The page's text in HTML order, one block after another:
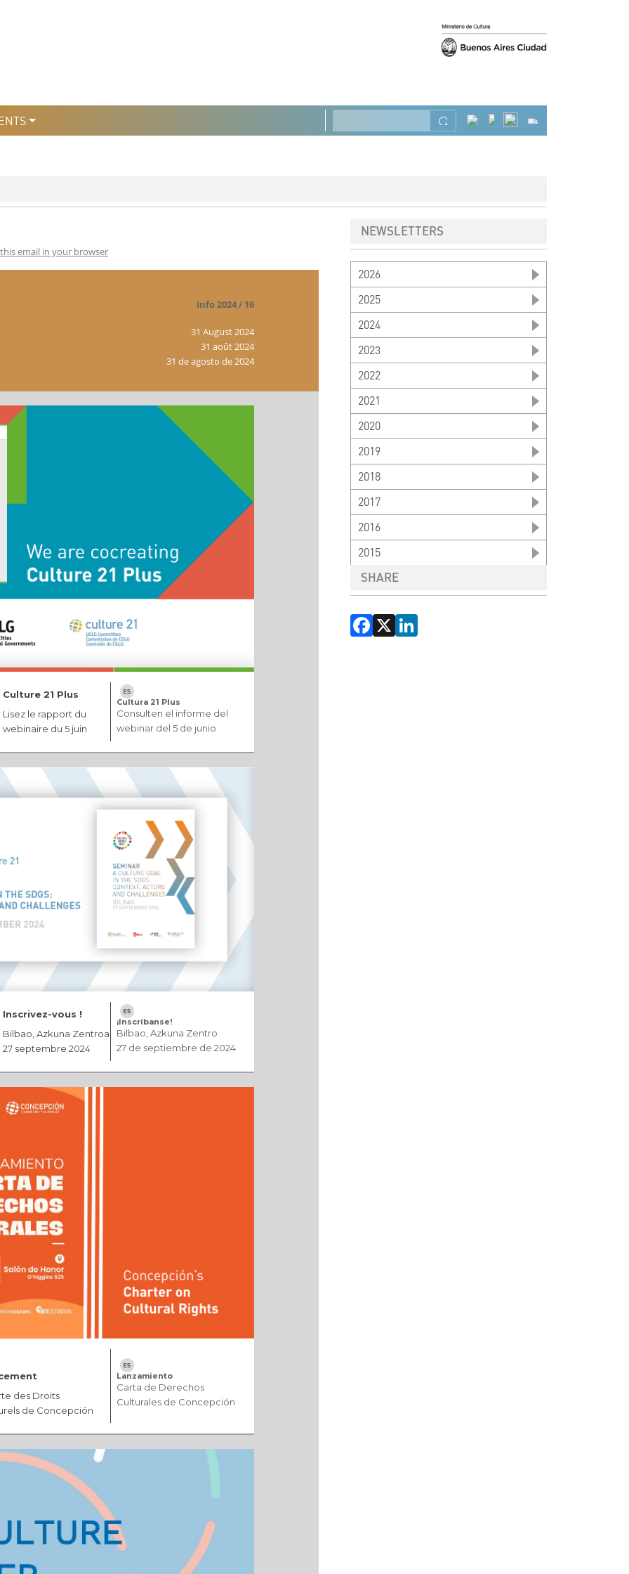
email in your browser
Info 2024 / 16
31 August 2024
31 août 2024
31 de agosto de 2024
Culture 21 Plus
Lisez le rapport du
webinaire du 5 juin
Cultura 21 Plus
Consulten el informe del
webinar del 5 de junio
Inscrivez-vous !
Bilbao, Azkuna Zentroa
27 septembre 2024
¡Inscríbanse!
Bilbao, Azkuna Zentro
27 de septiembre de 2024
des Droits
de Concepción
Lanzamiento
Carta de Derechos
Culturales de Concepción
NEWSLETTERS
2026
2025
2024
2023
2022
2021
2020
2019
2018
2017
2016
2015
SHARE
Facebook
X